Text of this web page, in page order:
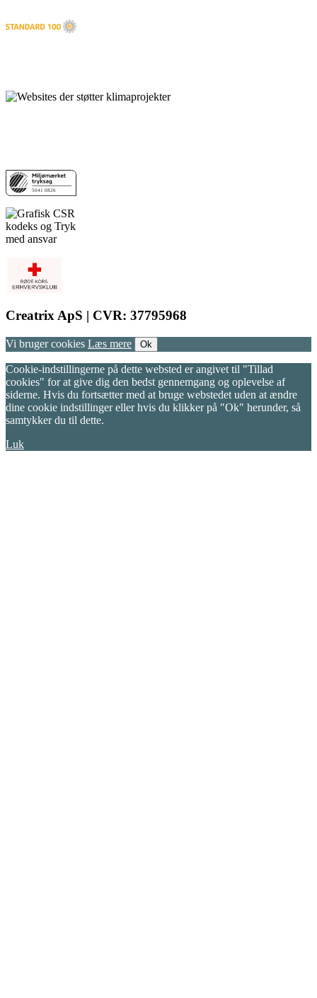
Creatrix ApS | CVR: 37795968
Vi bruger cookies Læs mere Ok
Cookie-indstillingerne på dette websted er angivet til "Tillad
cookies" for at give dig den bedst gennemgang og oplevelse af
siderne. Hvis du fortsætter med at bruge webstedet uden at ændre
dine cookie indstillinger eller hvis du klikker på "Ok" herunder, så
samtykker du til dette.
Luk